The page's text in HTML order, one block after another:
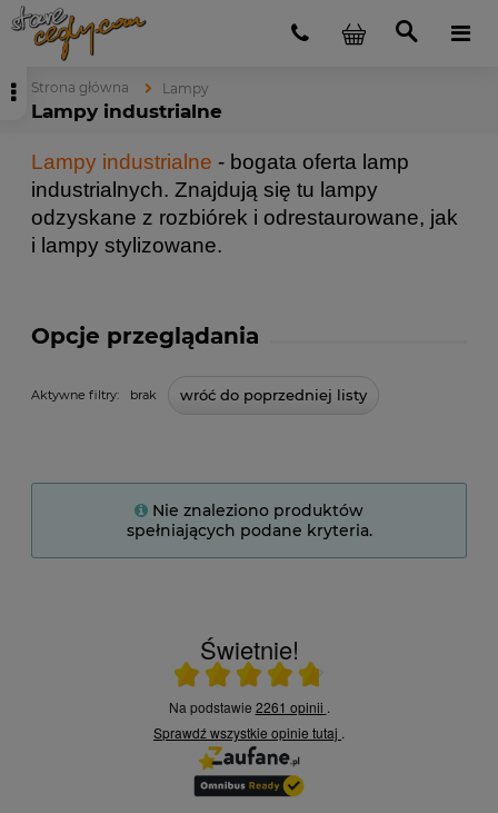
Strona główna Lampy
Lampy industrialne
Opcje przeglądania
Aktywne filtry: brak wróć do poprzedniej listy
Lampy industrialne - bogata oferta lamp
industrialnych. Znajdują się tu lampy
odzyskane z rozbiórek i odrestaurowane, jak
i lampy stylizowane.
Nie znaleziono produktów
spełniających podane kryteria.
Świetnie!
Ocena średnia 4.8 na 5
Na podstawie 2261 opinii .
Sprawdź wszystkie opinie tutaj .